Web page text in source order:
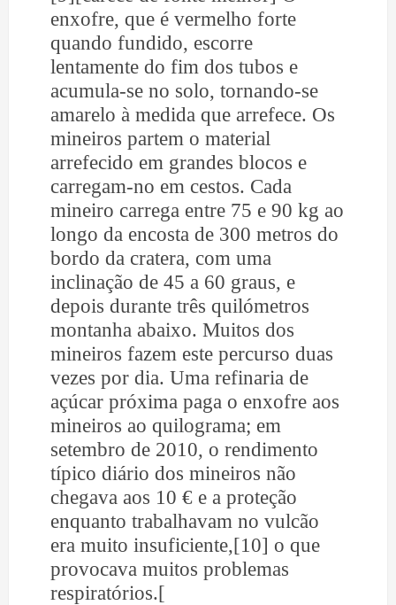
enxofre, que é vermelho forte
quando fundido, escorre
lentamente do fim dos tubos e
acumula-se no solo, tornando-se
amarelo à medida que arrefece. Os
mineiros partem o material
arrefecido em grandes blocos e
carregam-no em cestos. Cada
mineiro carrega entre 75 e 90 kg ao
longo da encosta de 300 metros do
bordo da cratera, com uma
inclinação de 45 a 60 graus, e
depois durante três quilómetros
montanha abaixo. Muitos dos
mineiros fazem este percurso duas
vezes por dia. Uma refinaria de
açúcar próxima paga o enxofre aos
mineiros ao quilograma; em
setembro de 2010, o rendimento
típico diário dos mineiros não
chegava aos 10 € e a proteção
enquanto trabalhavam no vulcão
era muito insuficiente,[10] o que
provocava muitos problemas
respiratórios.[